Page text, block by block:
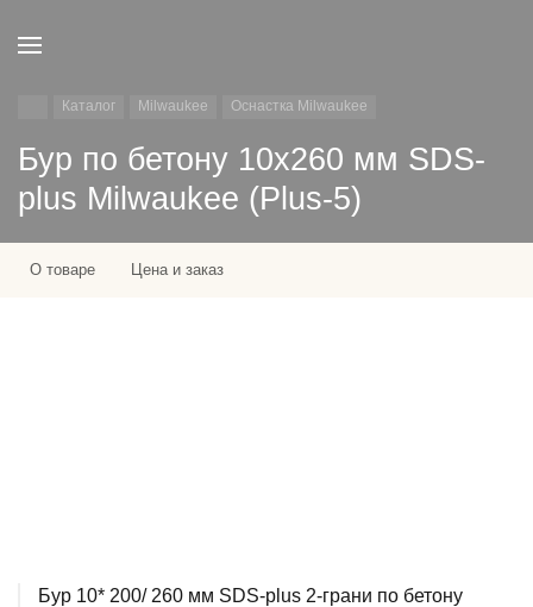
Каталог Milwaukee Оснастка Milwaukee
Бур по бетону 10х260 мм SDS-
plus Milwaukee (Plus-5)
О товаре Цена и заказ
Бур 10* 200/ 260 мм SDS-plus 2-грани по бетону